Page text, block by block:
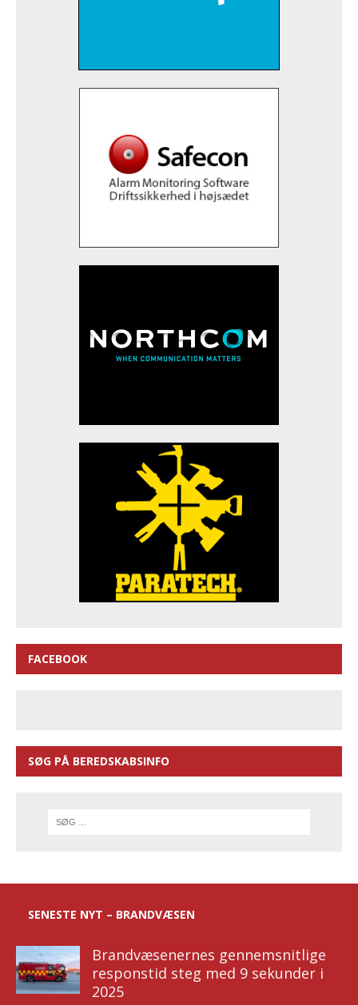
FACEBOOK
SØG PÅ BEREDSKABSINFO
SENESTE NYT – BRANDVÆSEN
Brandvæsenernes gennemsnitlige
responstid steg med 9 sekunder i
2025